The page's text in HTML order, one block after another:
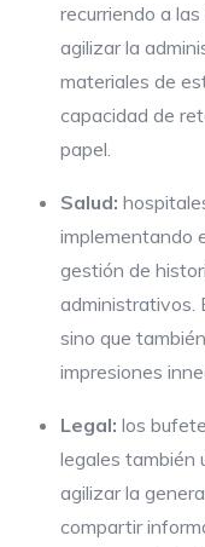
recurriendo a
agilizar la
materiales de
capacidad de
papel.
Salud:
implementando
gestión de
administrativos.
sino que
impresiones
Legal: los
legales también
agilizar la
compartir